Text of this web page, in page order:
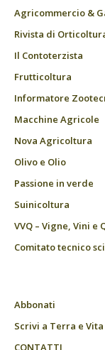
Agricommercio &
Rivista di
Il Contoterzista
Frutticoltura
Informatore
Macchine Agricole
Nova Agricoltura
Olivo e Olio
Passione in verde
Suinicoltura
VVQ – Vigne, Vini e
Comitato tecnico
Abbonati
Scrivi a Terra e Vita